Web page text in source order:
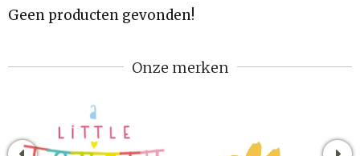
Geen producten gevonden!
Onze merken